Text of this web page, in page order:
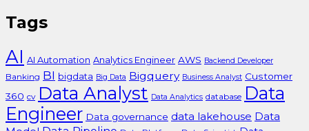
Tags
AI AI Automation Analytics Engineer AWS Backend Developer
Banking BI bigdata Big Data Bigquery Business Analyst Customer
360 cv Data Analyst Data Analytics database Data
Engineer Data governance data lakehouse Data